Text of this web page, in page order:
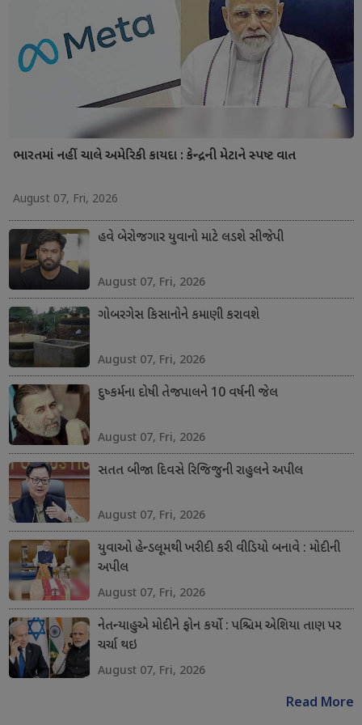
ભારતમાં નહીં ચાલે અમેરિકી કાયદા : કેન્દ્રની મેટાને સ્પષ્ટ વાત
August 07, Fri, 2026
હવે બેરોજગાર યુવાનો માટે લડશે સીજેપી
August 07, Fri, 2026
ગોબરગેસ કિસાનોને કમાણી કરાવશે
August 07, Fri, 2026
દુષ્કર્મના દોષી તેજપાલને 10 વર્ષની જેલ
August 07, Fri, 2026
સતત બીજા દિવસે રિજિજુની રાહુલને અપીલ
August 07, Fri, 2026
યુવાઓ હેન્ડલૂમથી ખરીદી કરી વીડિયો બનાવે : મોદીની
અપીલ
August 07, Fri, 2026
નેતન્યાહુએ મોદીને ફોન કર્યો : પશ્ચિમ એશિયા તાણ પર
ચર્ચા થઇ
August 07, Fri, 2026
Read More